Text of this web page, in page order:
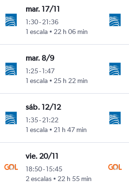
mar. 17/11
1:30-21:36
1 escala
22 h 06 min
mar. 8/9
1:25-1:47
1 escala
25 h 22 min
sáb. 12/12
1:35-21:22
1 escala
21 h 47 min
vie. 20/11
18:50-15:45
2 escalas
22 h 55 min